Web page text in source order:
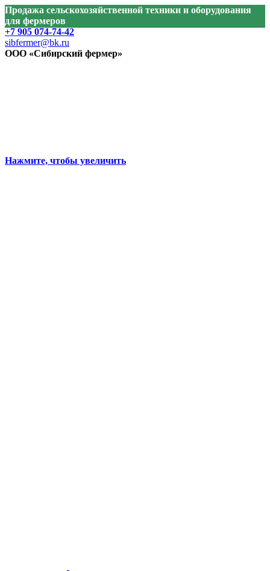
Продажа сельскохозяйственной техники и оборудования
для фермеров
+7 905 074-74-42
sibfermer@bk.ru
ООО «Сибирский фермер»
Нажмите, чтобы увеличить